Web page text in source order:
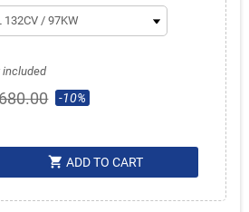
included
-10%
shopping_cart ADD TO CART